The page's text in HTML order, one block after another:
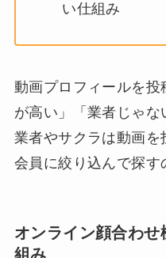
い仕組み
動画プロフィールを投
が高い」「業者じゃな
業者やサクラは動画を
会員に絞り込んで探す
オンライン顔合わ
組み